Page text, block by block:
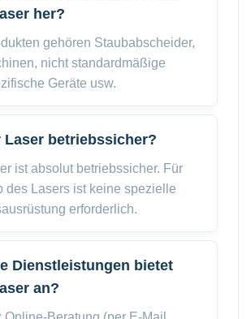
her?
gehören Staubabscheider,
nicht standardmäßige
Geräte usw.
Laser betriebssicher?
ist absolut betriebssicher. Für
des Lasers ist keine spezielle
erforderlich.
Dienstleistungen bietet
an?